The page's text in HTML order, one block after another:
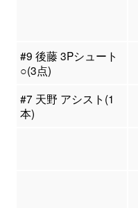
#9 後藤 3Pシュート
○(3点)
#7 天野 アシスト(1
本)